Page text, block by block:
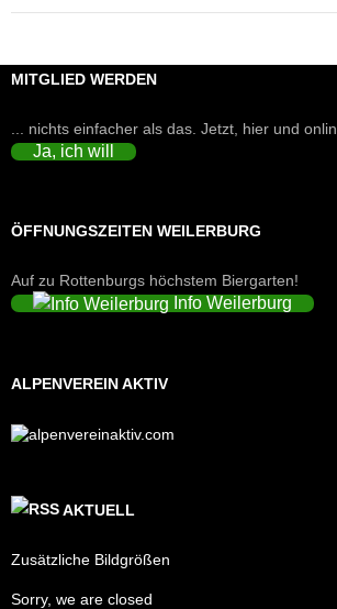
MITGLIED WERDEN
... nichts einfacher als das. Jetzt, hier und
Ja, ich will
ÖFFNUNGSZEITEN WEILERBURG
Auf zu Rottenburgs höchstem Biergarten!
Info Weilerburg
ALPENVEREIN AKTIV
AKTUELL
Zusätzliche Bildgrößen
Sorry, we are closed